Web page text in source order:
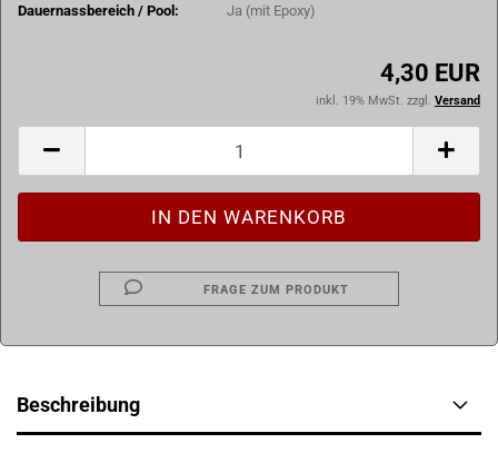
Dauernassbereich / Pool:
Ja (mit Epoxy)
4,30 EUR
inkl. 19% MwSt. zzgl. Versand
FRAGE ZUM PRODUKT
Beschreibung